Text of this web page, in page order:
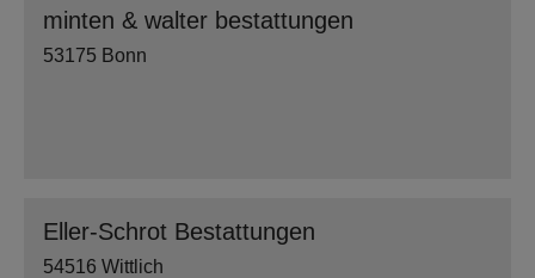
minten & walter bestattungen
53175 Bonn
Eller-Schrot Bestattungen
54516 Wittlich